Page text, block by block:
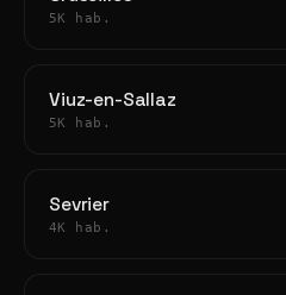
5K hab.
Viuz-en-Sallaz
5K hab.
Sevrier
4K hab.